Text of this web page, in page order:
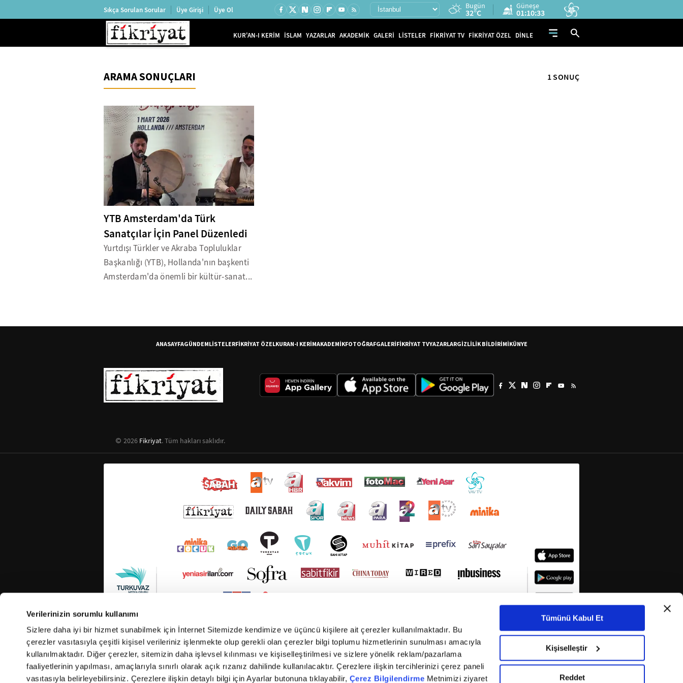
Verilerinizin sorumlu kullanımı
Sizlere daha iyi bir hizmet sunabilmek için İnternet Sitemizde kendimize ve üçüncü kişilere ait çerezler kullanılmaktadır. Bu
çerezler vasıtasıyla çeşitli kişisel verileriniz işlenmekte olup gerekli olan çerezler bilgi toplumu hizmetlerinin sunulması amacıyla
kullanılmaktadır. Diğer çerezler, sitemizin daha işlevsel kılınması ve kişiselleştirilmesi ve sizlere yönelik reklam/pazarlama
faaliyetlerinin yapılması, amaçlarıyla sınırlı olarak açık rızanız dahilinde kullanılacaktır. Çerezlere ilişkin tercihlerinizi çerez paneli
vasıtasıyla belirleyebilirsiniz. Çerezlere ilişkin detaylı bilgi için Ayarlar butonuna tıklayabilir, Çerez Bilgilendirme Metnimizi ziyaret
Tümünü Kabul Et
Kişiselleştir
Reddet
Sıkça Sorulan Sorular Üye Girişi Üye Ol Bugün
32°C
Güneşe
01:10:33
KUR'AN-I KERİM İSLAM YAZARLAR AKADEMİK GALERİ LİSTELER FİKRİYAT TV FİKRİYAT ÖZEL DİNLE
ARAMA SONUÇLARI 1 SONUÇ
YTB Amsterdam'da Türk
Sanatçılar İçin Panel Düzenledi
Yurtdışı Türkler ve Akraba Topluluklar
Başkanlığı (YTB), Hollanda'nın başkenti
Amsterdam'da önemli bir kültür-sanat...
ANASAYFAGÜNDEMLİSTELERFİKRİYAT ÖZELKURAN-I KERİMAKADEMİKFOTOĞRAFGALERİFİKRİYAT TVYAZARLARGİZLİLİK BİLDİRİMİKÜNYE
2026 Fikriyat. Tüm hakları saklıdır.